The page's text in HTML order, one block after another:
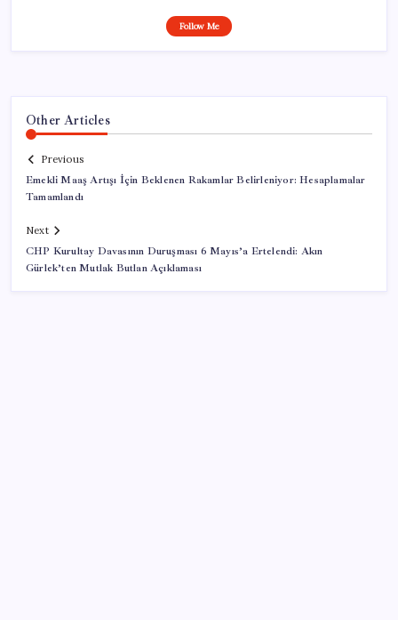
Follow Me
Other Articles
Previous
Emekli Maaş Artışı İçin Beklenen Rakamlar Belirleniyor: Hesaplamalar
Tamamlandı
Next
CHP Kurultay Davasının Duruşması 6 Mayıs’a Ertelendi: Akın
Gürlek’ten Mutlak Butlan Açıklaması